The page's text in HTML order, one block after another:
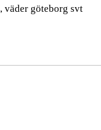
väder göteborg svt